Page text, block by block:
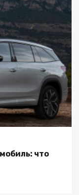
что